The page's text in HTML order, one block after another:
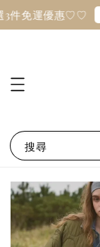
件免運優惠♡♡
搜尋